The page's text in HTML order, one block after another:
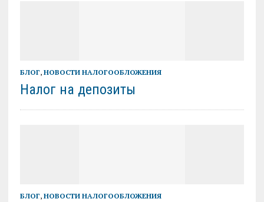
БЛОГ, НОВОСТИ НАЛОГООБЛОЖЕНИЯ
Налог на депозиты
БЛОГ, НОВОСТИ НАЛОГООБЛОЖЕНИЯ